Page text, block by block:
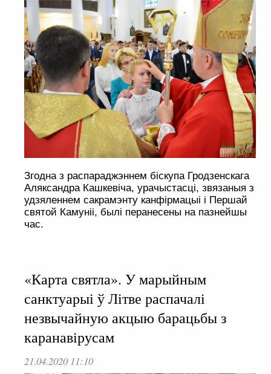
Згодна з распараджэннем біскупа Гродзенскага
Аляксандра Кашкевіча, урачыстасці, звязаныя з
удзяленнем сакрамэнту канфірмацыі і Першай
святой Камуніі, былі перанесены на пазнейшы
час.
«Карта святла». У марыйным
санктуарыі ў Літве распачалі
незвычайную акцыю барацьбы з
каранавірусам
21.04.2020 11:10